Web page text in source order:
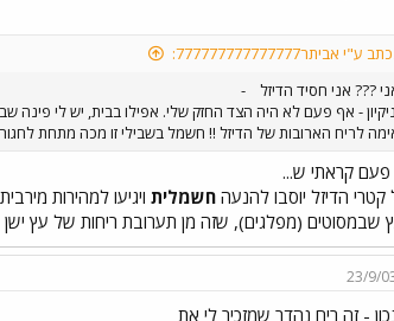
ע"י אביתר777777777777777:
??? אני חסיד הדיזל
-
לריח הארובות של הדיזל !! חשמל בשבילי זו מכה מתחת
קראתי ש...
קטרי הדיזל יוסבו להנעה חשמלית
שבמסוטים (מפלגים), שזה מן תערובת ריחות של עץ
23/9/
- זה ריח נהדר שמזכיר לי את